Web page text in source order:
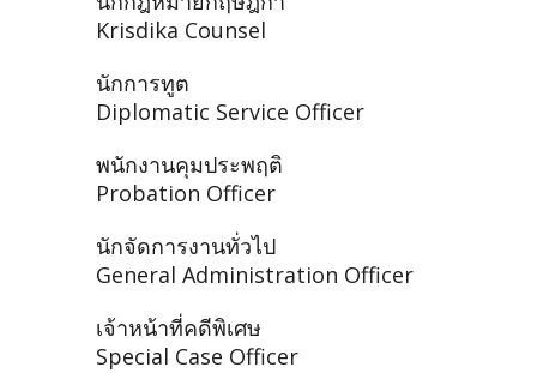
Krisdika Counsel
นักการทูต
Diplomatic Service Officer
พนักงานคุมประพฤติ
Probation Officer
นักจัดการงานทั่วไป
General Administration Officer
เจ้าหน้าที่คดีพิเศษ
Special Case Officer